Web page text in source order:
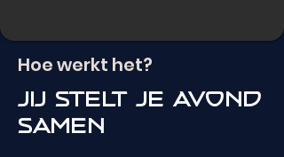
Hoe werkt het?
Jij stelt je avond
samen